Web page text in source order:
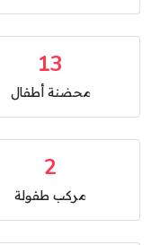
13
محضنة أطفال
2
مركب طفولة